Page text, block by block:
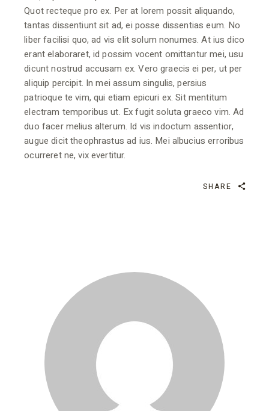
Quot recteque pro ex. Per at lorem possit aliquando,
tantas dissentiunt sit ad, ei posse dissentias eum. No
liber facilisi quo, ad vis elit solum nonumes. At ius dico
erant elaboraret, id possim vocent omittantur mei, usu
dicunt nostrud accusam ex. Vero graecis ei per, ut per
aliquip percipit. In mei assum singulis, persius
patrioque te vim, qui etiam epicuri ex. Sit mentitum
electram temporibus ut. Ex fugit soluta graeco vim. Ad
duo facer melius alterum. Id vis indoctum assentior,
augue dicit theophrastus ad ius. Mei albucius erroribus
ocurreret ne, vix evertitur.
SHARE